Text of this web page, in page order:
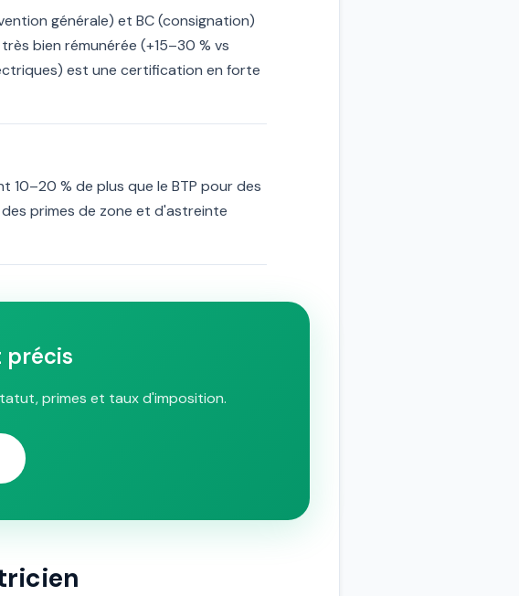
générale) et BC (consignation)
bien rémunérée (+15–30 % vs
est une certification en forte
10–20 % de plus que le BTP pour des
primes de zone et d'astreinte
précis
primes et taux d'imposition.